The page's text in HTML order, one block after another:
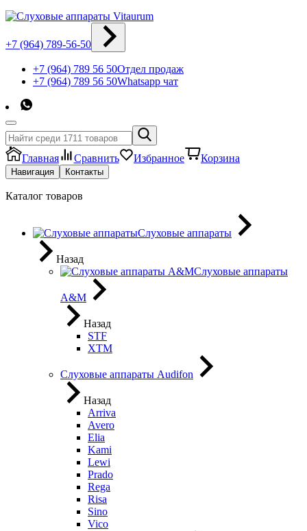
+7 (964) 789-56-50
+7 (964) 789 56 50Отдел продаж
+7 (964) 789 56 50Whatsapp чат
Главная Сравнить Избранное Корзина
Навигация Контакты
Каталог товаров
Слуховые аппараты
Назад
Слуховые аппараты
A&M
Назад
STF
XTM
Слуховые аппараты Audifon
Назад
Arriva
Avero
Elia
Kami
Lewi
Prado
Rega
Risa
Sino
Vico